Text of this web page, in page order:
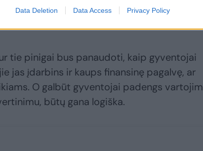
Data Deletion Data Access Privacy Policy
Estijos atveju ir negu savo lūkesčius
institucijos.
tie pinigai bus panaudoti, kaip gyventojai
jas įdarbins ir kaups finansinę pagalvę, ar
O galbūt gyventojai padengs
būtų gana logiška.